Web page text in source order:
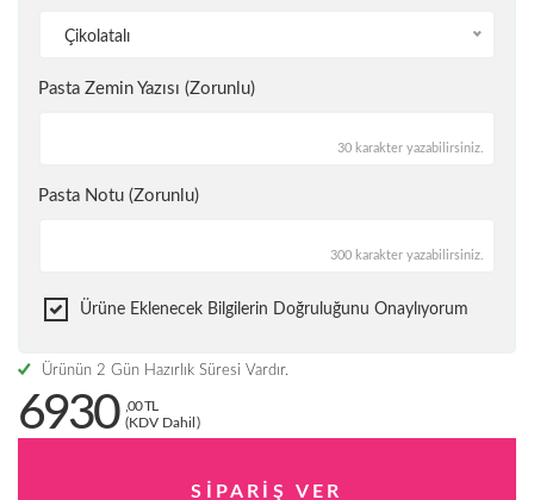
Çikolatalı
Pasta Zemin Yazısı (Zorunlu)
30 karakter yazabilirsiniz.
Pasta Notu (Zorunlu)
300 karakter yazabilirsiniz.
Ürüne Eklenecek Bilgilerin Doğruluğunu Onaylıyorum
Ürünün 2 Gün Hazırlık Süresi Vardır.
6930
,00 TL
(KDV Dahil)